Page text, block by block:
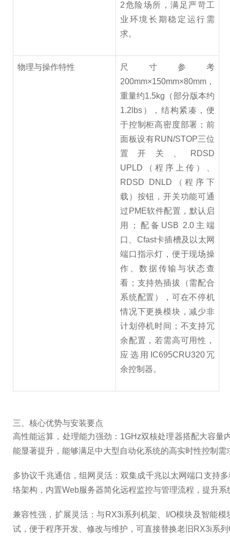
2危险场所，满足严苛工
业环境长期稳定运行需
求。
物理与操作特性
尺寸参考
200mm×150mm×80mm，
重量约1.5kg（部分版本约
1.2lbs），结构紧凑，便
于控制柜高密度部署；前
面板设有RUN/STOP三位
置开关、RDSD
UPLD（程序上传）、
RDSD DNLD（程序下
载）按钮，开关功能可通
过PME软件配置，默认启
用；配备USB 2.0主端
口、Cfast卡插槽及以太网
端口指示灯，便于现场操
作、数据传输与状态查
看；支持热插拔（需配合
系统配置），可在不停机
情况下更换模块，减少非
计划停机时间；不支持冗
余配置，若需高可用性，
应选用IC695CRU320冗
余控制器。
三、核心优势与安装要点
高性能运算，处理能力强劲：1GHz双核处理器搭配大容
能显著提升，能够满足中大型自动化系统的高实时性控制需
多协议千兆通信，组网灵活：双集成千兆以太网端口支持
络架构，内置Web服务器简化远程监控与管理流程，提升
兼容性强，扩展灵活：与RX3i系列机架、I/O模块及智能
试，便于程序开发、修改与维护，可直接替换老旧RX3i系